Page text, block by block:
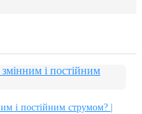
і постійним струмом? |